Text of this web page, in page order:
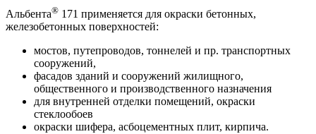
Альбента® 171 применяется для окраски бетонных,
железобетонных поверхностей:
мостов, путепроводов, тоннелей и пр. транспортных
сооружений,
фасадов зданий и сооружений жилищного,
общественного и производственного назначения
для внутренней отделки помещений, окраски
стеклообоев
окраски шифера, асбоцементных плит, кирпича.